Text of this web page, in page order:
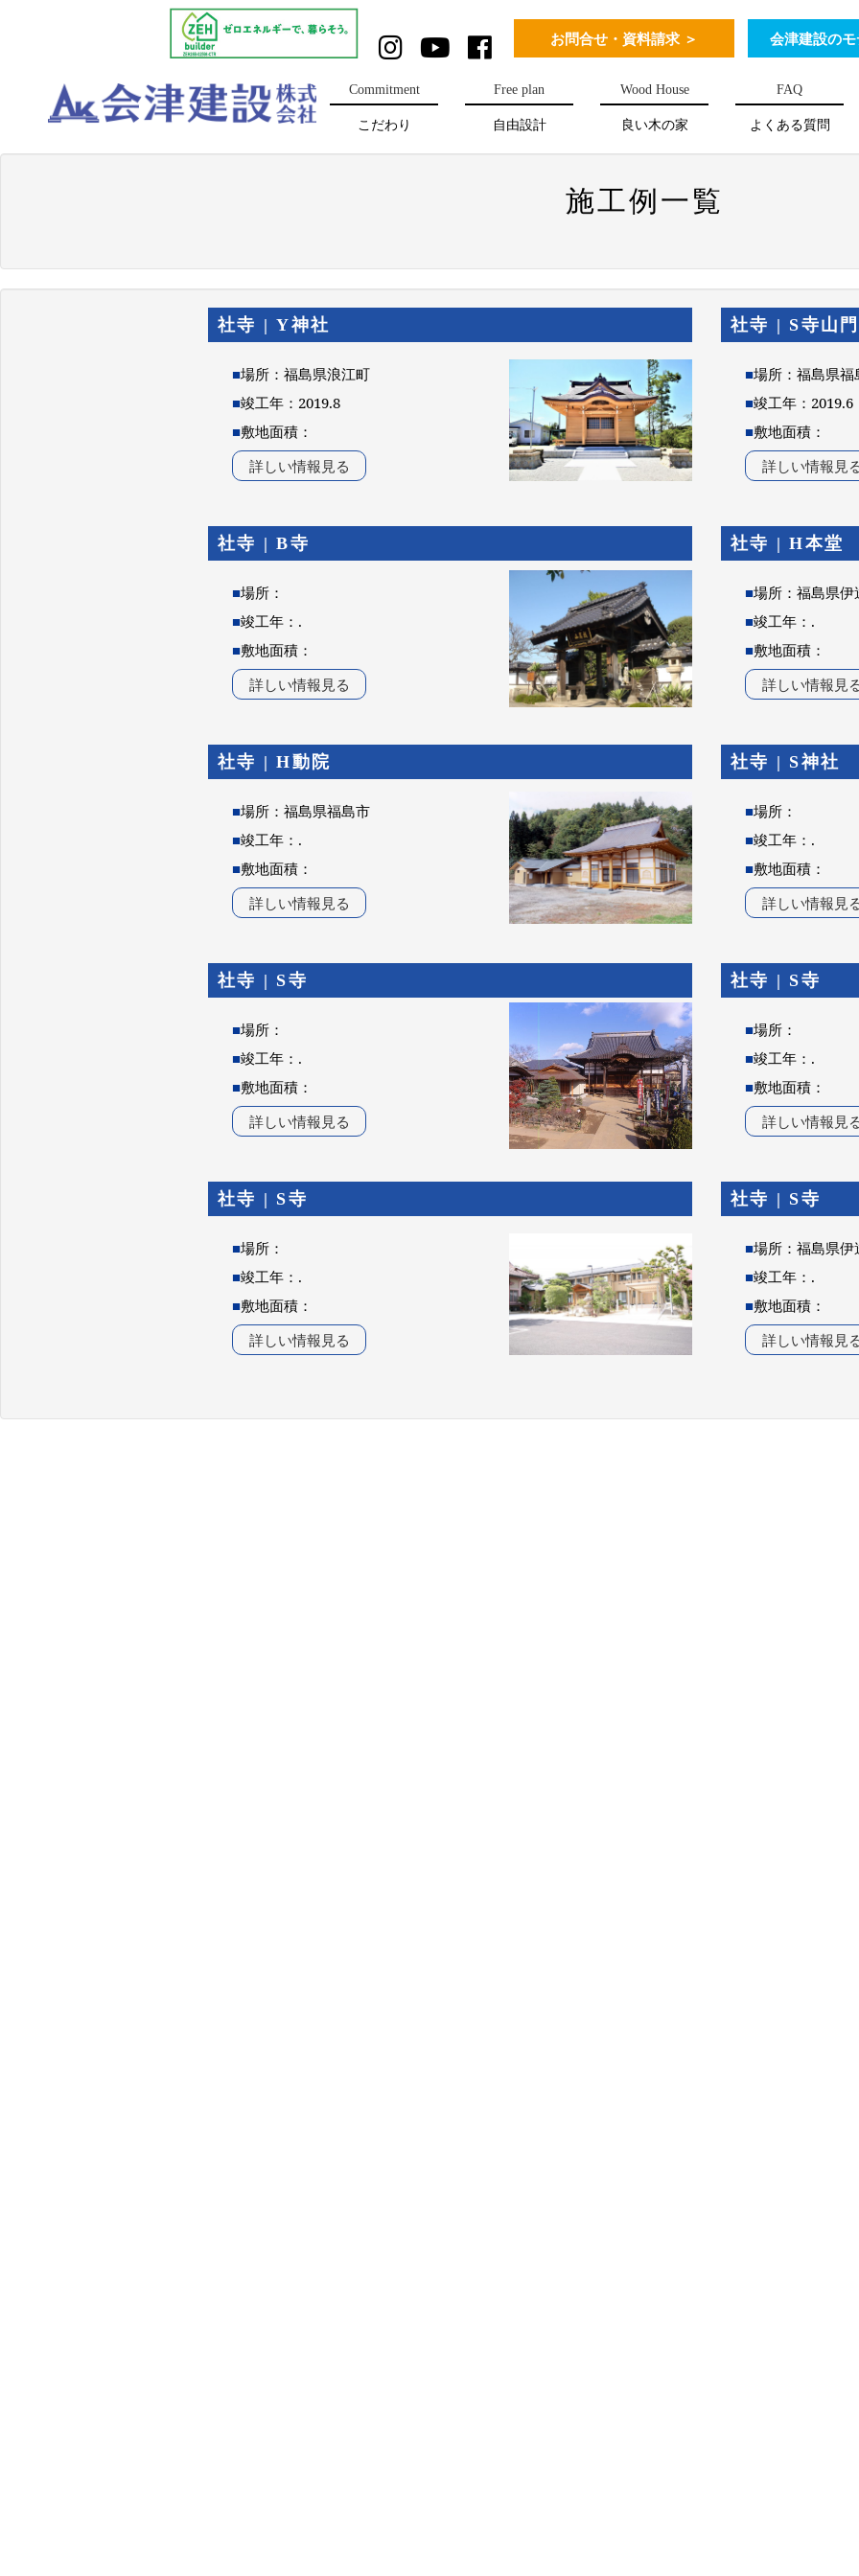
お問合せ・資料請求 ＞ 会津建設の
Commitment
こだわり
Free plan
自由設計
Wood House
良い木の家
FAQ
よくある質問
施工例一覧
社寺 | Y神社
■場所：福島県浪江町
■竣工年：2019.8
■敷地面積：
詳しい情報見る
社寺 | S寺山門
■場所：福島県福
■竣工年：2019.6
■敷地面積：
詳しい情報見
社寺 | B寺
■場所：
■竣工年：.
■敷地面積：
詳しい情報見る
社寺 | H本堂
■場所：福島県伊
■竣工年：.
■敷地面積：
詳しい情報見
社寺 | H動院
■場所：福島県福島市
■竣工年：.
■敷地面積：
詳しい情報見る
社寺 | S神社
■場所：
■竣工年：.
■敷地面積：
詳しい情報見
社寺 | S寺
■場所：
■竣工年：.
■敷地面積：
詳しい情報見る
社寺 | S寺
■場所：
■竣工年：.
■敷地面積：
詳しい情報見
社寺 | S寺
■場所：
■竣工年：.
■敷地面積：
詳しい情報見る
社寺 | S寺
■場所：福島県伊
■竣工年：.
■敷地面積：
詳しい情報見